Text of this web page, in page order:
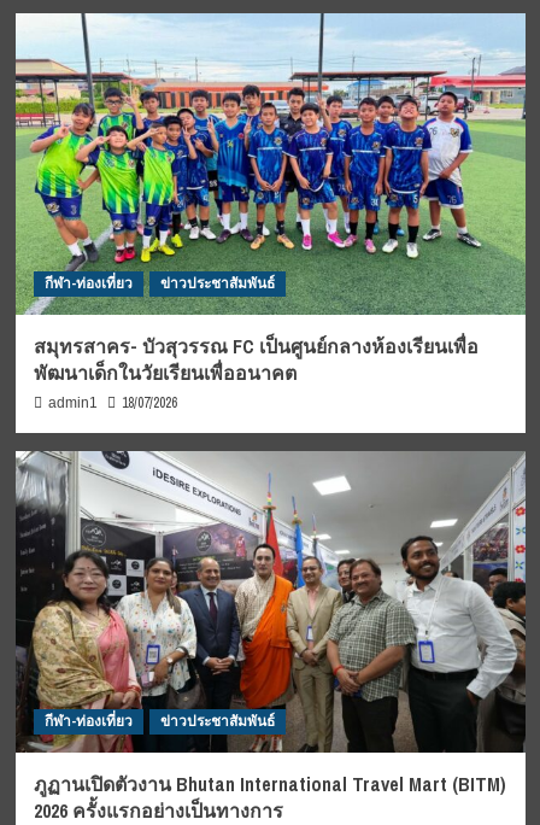
กีฬา-ท่องเที่ยว ข่าวประชาสัมพันธ์
สมุทรสาคร- บัวสุวรรณ FC เป็นศูนย์กลางห้องเรียนเพื่อ
พัฒนาเด็กในวัยเรียนเพื่ออนาคต
admin1 18/07/2026
กีฬา-ท่องเที่ยว ข่าวประชาสัมพันธ์
ภูฏานเปิดตัวงาน Bhutan International Travel Mart (BITM)
2026 ครั้งแรกอย่างเป็นทางการ